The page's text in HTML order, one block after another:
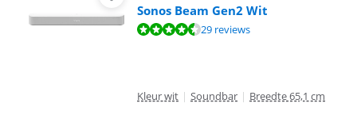
Sonos Beam Gen2 Wit
Beoordeling is 9,1 van de 10, gebaseerd op 29 reviews.
29 reviews
Kleur wit | Soundbar | Breedte 65,1 cm